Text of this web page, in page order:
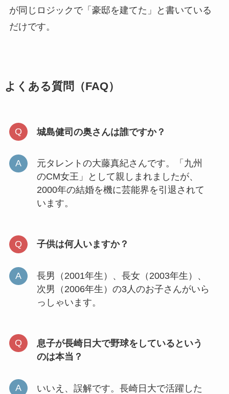
が同じロジックで「豪邸を建てた」と書いている
だけです。
よくある質問（FAQ）
城島健司の奥さんは誰ですか？
元タレントの大藤真紀さんです。「九州
のCM女王」として親しまれましたが、
2000年の結婚を機に芸能界を引退されて
います。
子供は何人いますか？
長男（2001年生）、長女（2003年生）、
次男（2006年生）の3人のお子さんがいら
っしゃいます。
息子が長崎日大で野球をしているという
のは本当？
いいえ、誤解です。長崎日大で活躍した